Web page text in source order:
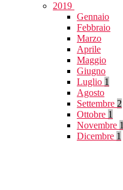
2019
Gennaio
Febbraio
Marzo
Aprile
Maggio
Giugno
Luglio 1
Agosto
Settembre 2
Ottobre 1
Novembre 1
Dicembre 1